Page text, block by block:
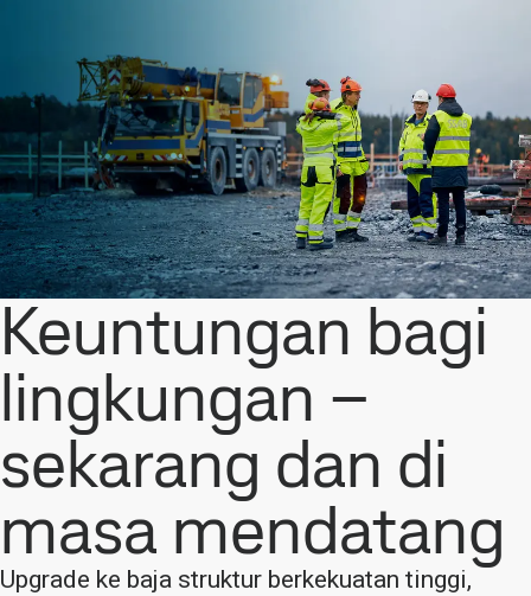
Keuntungan bagi
lingkungan –
sekarang dan di
masa mendatang
Upgrade ke baja struktur berkekuatan tinggi,